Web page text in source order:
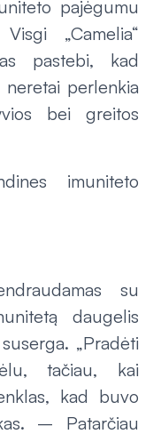
pajėgumu
„Camelia“
pastebi, kad
perlenkia
bei greitos
imuniteto
su
daugelis
„Pradėti
tačiau, kai
kad buvo
– Patarčiau